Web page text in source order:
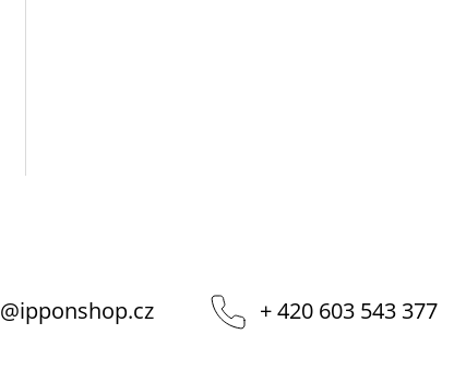
@ipponshop.cz + 420 603 543 377